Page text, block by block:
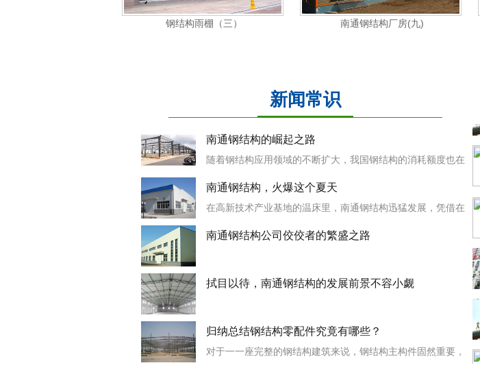
钢结构雨棚（三） 南通钢结构厂房(九)
南通钢结构
南通钢结构
新闻常识
南通钢结构的崛起之路
随着钢结构应用领域的不断扩大，我国钢结构的消耗额度也在
南通钢结构，火爆这个夏天
在高新技术产业基地的温床里，南通钢结构迅猛发展，凭借在
南通钢结构公司佼佼者的繁盛之路
拭目以待，南通钢结构的发展前景不容小觑
归纳总结钢结构零配件究竟有哪些？
对于一一座完整的钢结构建筑来说，钢结构主构件固然重要，